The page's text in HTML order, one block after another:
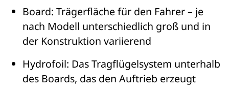
Board: Trägerfläche für den Fahrer – je
nach Modell unterschiedlich groß und in
der Konstruktion variierend
Hydrofoil: Das Tragflügelsystem unterhalb
des Boards, das den Auftrieb erzeugt